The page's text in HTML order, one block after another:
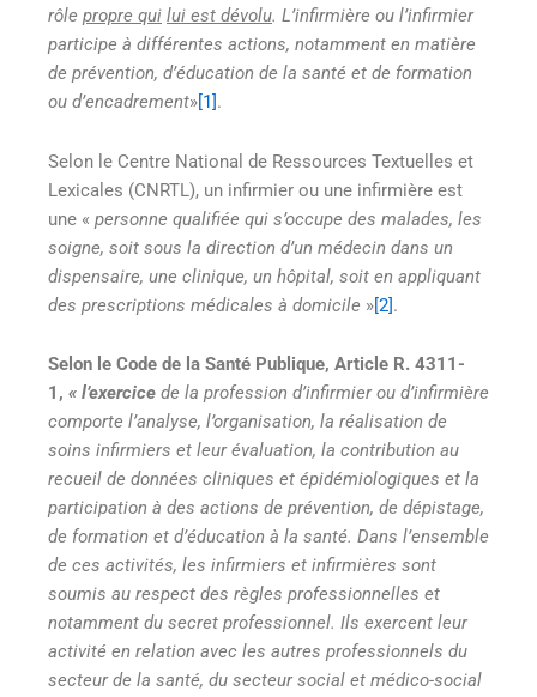
rôle propre qui lui est dévolu. L’infirmière ou l’infirmier
participe à différentes actions, notamment en matière
de prévention, d’éducation de la santé et de formation
ou d’encadrement»[1].
Selon le Centre National de Ressources Textuelles et
Lexicales (CNRTL), un infirmier ou une infirmière est
une « personne qualifiée qui s’occupe des malades, les
soigne, soit sous la direction d’un médecin dans un
dispensaire, une clinique, un hôpital, soit en appliquant
des prescriptions médicales à domicile »[2].
Selon le Code de la Santé Publique, Article R. 4311-
1, « l’exercice de la profession d’infirmier ou d’infirmière
comporte l’analyse, l’organisation, la réalisation de
soins infirmiers et leur évaluation, la contribution au
recueil de données cliniques et épidémiologiques et la
participation à des actions de prévention, de dépistage,
de formation et d’éducation à la santé. Dans l’ensemble
de ces activités, les infirmiers et infirmières sont
soumis au respect des règles professionnelles et
notamment du secret professionnel. Ils exercent leur
activité en relation avec les autres professionnels du
secteur de la santé, du secteur social et médico-social